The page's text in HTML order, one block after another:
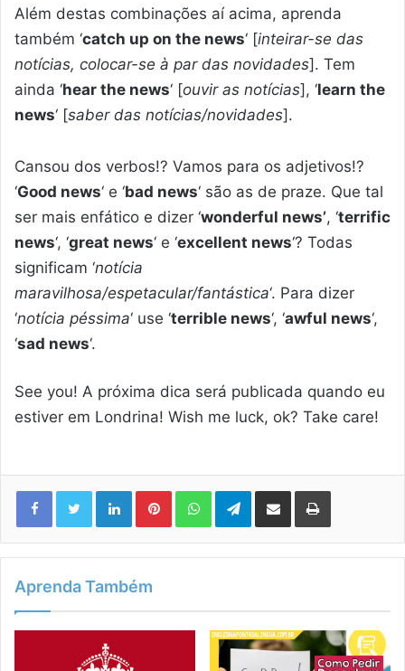
Além destas combinações aí acima, aprenda
também ‘catch up on the news‘ [inteirar-se das
notícias, colocar-se à par das novidades]. Tem
ainda ‘hear the news‘ [ouvir as notícias], ‘learn the
news‘ [saber das notícias/novidades].
Cansou dos verbos!? Vamos para os adjetivos!?
‘Good news‘ e ‘bad news‘ são as de praze. Que tal
ser mais enfático e dizer ‘wonderful news’, ‘terrific
news‘, ‘great news‘ e ‘excellent news‘? Todas
significam ‘notícia
maravilhosa/espetacular/fantástica‘. Para dizer
‘notícia péssima‘ use ‘terrible news‘, ‘awful news‘,
‘sad news‘.
See you! A próxima dica será publicada quando eu
estiver em Londrina! Wish me luck, ok? Take care!
LinkedinPinterestWhatsAppTelegram
Compartilhar via e-mail Imprimir
Aprenda Também